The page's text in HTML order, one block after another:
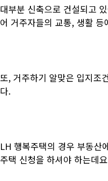
대부분 신축으로 건설되고
어 거주자들의 교통, 생활
또, 거주하기 알맞은 입지조
다.
LH 행복주택의 경우 부동산
주택 신청을 하셔야 하는데